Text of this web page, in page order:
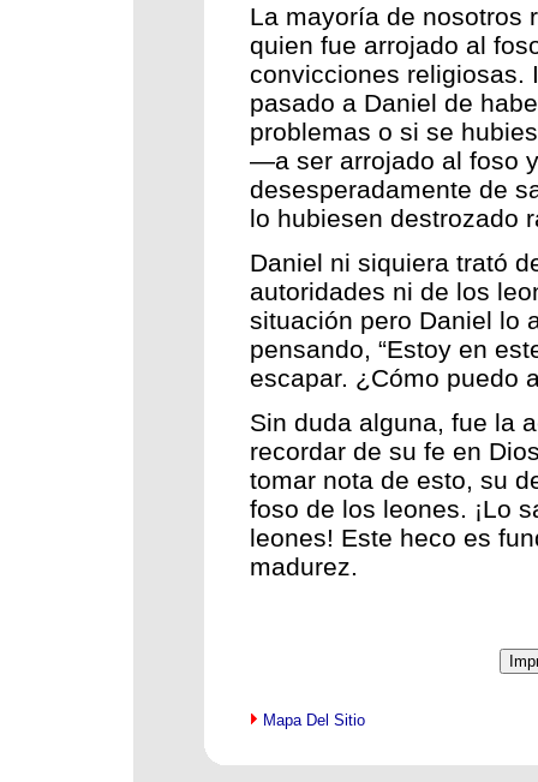
La mayoría de nosotros
quien fue arrojado al
convicciones religiosas.
pasado a Daniel de
problemas o si se
—a ser arrojado al foso
desesperadamente de
lo hubiesen destrozado
Daniel ni siquiera trató
autoridades ni de los
situación pero Daniel lo
pensando, “Estoy en
escapar. ¿Cómo puedo
Sin duda alguna, fue la
recordar de su fe en
tomar nota de esto, su
foso de los leones. ¡Lo
leones! Este heco es
madurez.
Mapa Del Sitio